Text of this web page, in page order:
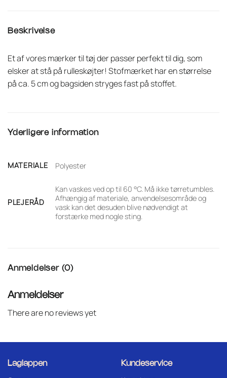
Beskrivelse
Et af vores mærker til tøj der passer perfekt til dig, som
elsker at stå på rulleskøjter! Stofmærket har en størrelse
på ca. 5 cm og bagsiden stryges fast på stoffet.
Yderligere information
MATERIALE Polyester
PLEJERÅD
Kan vaskes ved op til 60 °C. Må ikke tørretumbles.
Afhængig af materiale, anvendelsesområde og
vask kan det desuden blive nødvendigt at
forstærke med nogle sting.
Anmeldelser (0)
Anmeldelser
There are no reviews yet
Laglappen Kundeservice